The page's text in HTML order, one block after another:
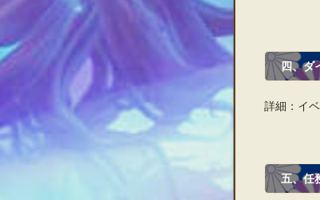
四、ダ
詳細：イ
五、任